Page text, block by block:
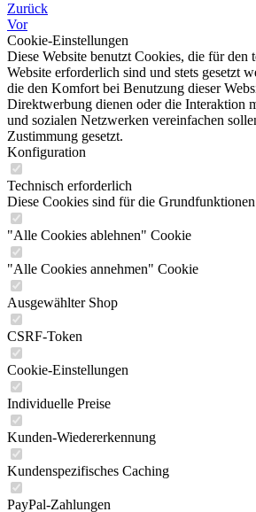
Zurück
Vor
Cookie-Einstellungen
Diese Website benutzt Cookies, die für den
Website erforderlich sind und stets gesetzt
die den Komfort bei Benutzung dieser
Direktwerbung dienen oder die Interaktion
und sozialen Netzwerken vereinfachen
Zustimmung gesetzt.
Konfiguration
Technisch erforderlich
Diese Cookies sind für die
"Alle Cookies ablehnen" Cookie
"Alle Cookies annehmen" Cookie
Ausgewählter Shop
CSRF-Token
Cookie-Einstellungen
Individuelle Preise
Kunden-Wiedererkennung
Kundenspezifisches Caching
PayPal-Zahlungen